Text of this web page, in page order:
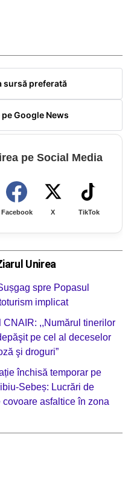
sursă preferată
Google News
pe Social Media
Facebook X TikTok
Unirea
spre Popasul
implicat
CNAIR: ,,Numărul tinerilor
pe cel al deceselor
şi droguri”
închisă temporar pe
Sebeș: Lucrări de
asfaltice în zona